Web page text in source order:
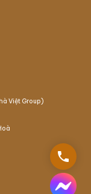
Việt Group)
phone